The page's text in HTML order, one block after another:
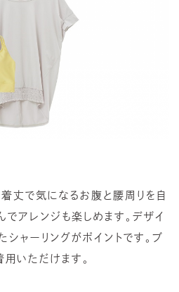
着丈で気になるお腹と腰周りを自
でアレンジも楽しめます。デザイ
ャーリングがポイントです。ブ
いただけます。